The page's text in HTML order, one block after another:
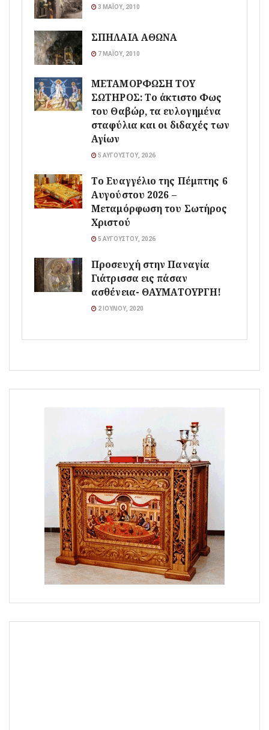
3 ΜΑΪ́ΟΥ, 2010
ΣΠΗΛΑΙΑ ΑΘΩΝΑ
7 ΜΑΪ́ΟΥ, 2010
ΜΕΤΑΜΟΡΦΩΣΗ ΤΟΥ
ΣΩΤΗΡΟΣ: Το άκτιστο Φως
του Θαβώρ, τα ευλογημένα
σταφύλια και οι διδαχές των
Αγίων
5 ΑΥΓΟΎΣΤΟΥ, 2026
Το Ευαγγέλιο της Πέμπτης 6
Αυγούστου 2026 –
Μεταμόρφωση του Σωτήρος
Χριστού
5 ΑΥΓΟΎΣΤΟΥ, 2026
Προσευχή στην Παναγία
Γιάτρισσα εις πάσαν
ασθένεια- ΘΑΥΜΑΤΟΥΡΓΗ!
2 ΙΟΥΛΊΟΥ, 2020